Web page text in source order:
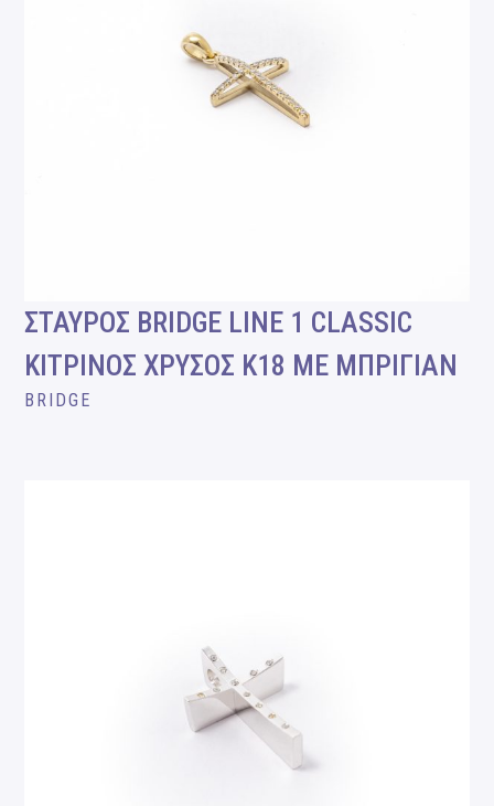
ΣΤΑΥΡΟΣ BRIDGE LINE 1 CLASSIC
ΚΙΤΡΙΝΟΣ ΧΡΥΣΟΣ Κ18 ΜΕ ΜΠΡΙΓΙΑΝ
BRIDGE